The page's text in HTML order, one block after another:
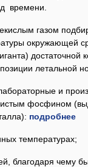
времени.
газом
окружающей
достаточной
летальной
и
фосфином
подробнее
температурах;
чему